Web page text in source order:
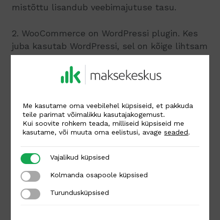
mistõttu lisandub veebimajutuse tasu.
2. WooCommerce on WordPressi plugin. Kes
juba kasutab WordPressi, sel on kõige lihtsam
3. Intuitiivne ja lihtsalt oma vajadustele
Miinused:
1. Vaja on pisut sügavamaid tehnilisi teadmisi
või kasutada arendaja abi.
2. On tarkvara selle klassikalises tähenduses,
samal ajal kui Shopify toimib pilveteenusena.
Me kasutame oma veebilehel küpsiseid, et pakkuda
teile parimat võimalikku kasutajakogemust.
Kui soovite rohkem teada, milliseid küpsiseid me
kasutame, või muuta oma eelistusi, avageseaded.
Vajalikud küpsised
Vajalikud küpsised
Kolmanda osapoole küpsised
Kolmanda osapoole küpsised
Turundusküpsised
Turundusküpsised